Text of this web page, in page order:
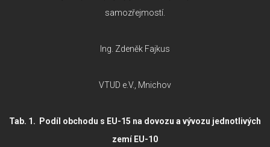
samozřejmostí.
Ing. Zdeněk Fajkus
VTUD e.V., Mnichov
Tab. 1. Podíl obchodu s EU-15 na dovozu a vývozu jednotlivých
zemí EU-10